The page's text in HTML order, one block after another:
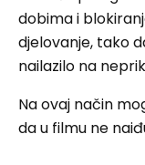
dobima i
djelovanje, tako
nailazilo na
Na ovaj način
da u filmu ne